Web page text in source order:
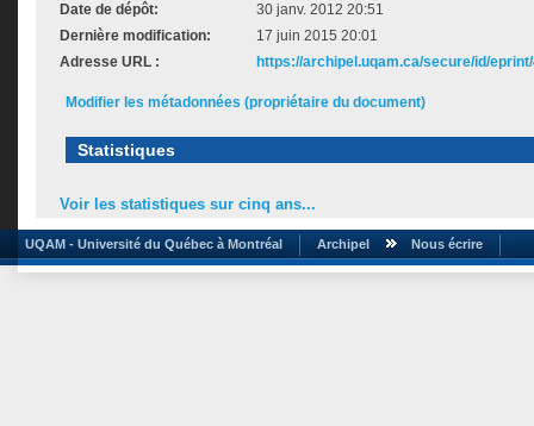
Date de dépôt:
30 janv. 2012 20:51
Dernière modification:
17 juin 2015 20:01
Adresse URL :
https://archipel.uqam.ca/secure/id/
Modifier les métadonnées (propriétaire du document)
Statistiques
Voir les statistiques sur cinq ans...
UQAM - Université du Québec à Montréal Archipel Nous écrire